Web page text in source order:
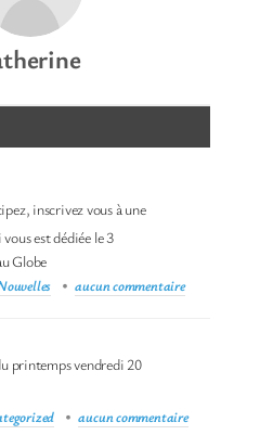
inscrivez vous à une
est dédiée le 3
Globe
aucun commentaire
printemps vendredi 20
aucun commentaire